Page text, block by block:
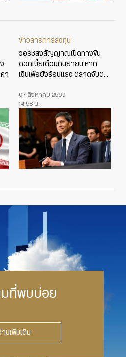
า
ข่าวสารการลงทุน
วอร์ชส่งสัญญาณเปิดทางขึ้น
ดอกเบี้ยเดือนกันยายน หาก
เงินเฟ้อยังร้อนแรง ตลาดจับตา
07 สิงหาคม 2569
14:58 น.
ที่พบบ่อย
นเพิ่มเติม